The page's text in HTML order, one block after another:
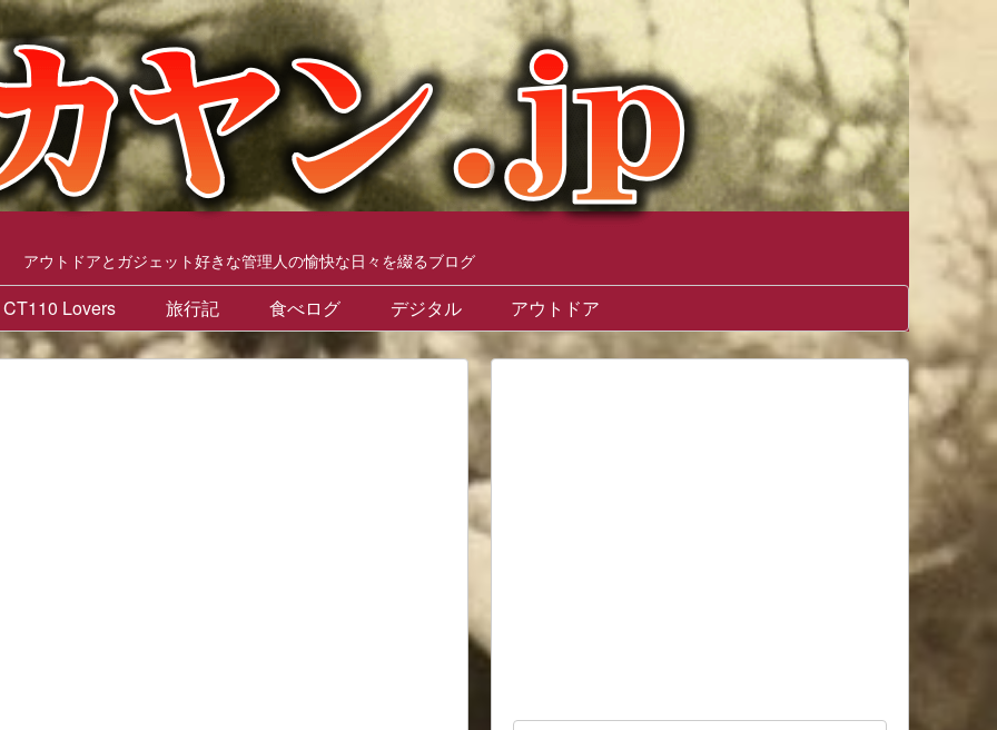
アウトドアとガジェット好きな管理人の愉快な日々を綴るブログ
CT110 Lovers 旅行記 食べログ デジタル アウトドア